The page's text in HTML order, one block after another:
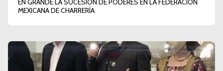
EN GRANDE LA SUCESIÓN DE PODERES EN LA FEDERACIÓN
MEXICANA DE CHARRERÍA